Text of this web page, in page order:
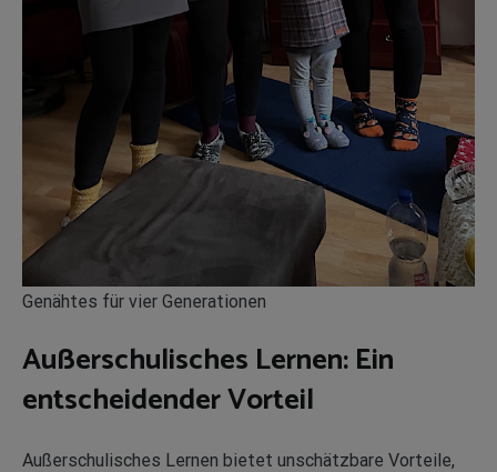
Genähtes für vier Generationen
Außerschulisches Lernen: Ein
entscheidender Vorteil
Außerschulisches Lernen bietet unschätzbare Vorteile,